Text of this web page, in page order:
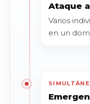
Ataque
Varios
en un